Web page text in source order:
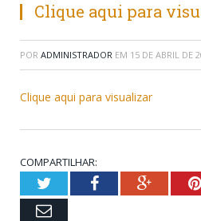
Clique aqui para
POR ADMINISTRADOR EM 15 DE ABRIL DE
Clique aqui para visualizar
COMPARTILHAR:
TwitterFacebookGoogle+
Email